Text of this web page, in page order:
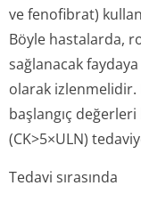
ve fenofibrat)
Böyle hastalarda,
sağlanacak
olarak
başlangıç
(CK>5×ULN)
Tedavi sırasında